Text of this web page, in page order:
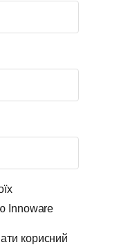
Innoware
корисний